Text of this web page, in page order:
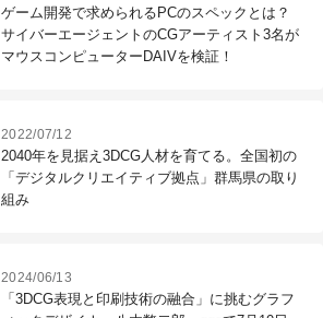
ゲーム開発で求められるPCのスペックとは？
サイバーエージェントのCGアーティスト3名が
マウスコンピューターDAIVを検証！
2022/07/12
2040年を見据え3DCG人材を育てる。全国初の
「デジタルクリエイティブ拠点」群馬県の取り
組み
2024/06/13
「3DCG表現と印刷技術の融合」に挑むグラフ